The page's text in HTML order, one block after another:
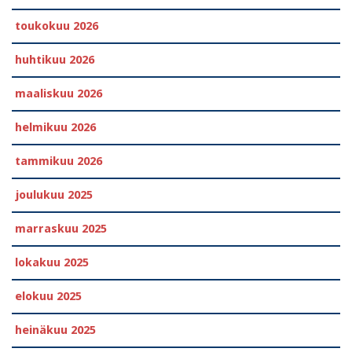
toukokuu 2026
huhtikuu 2026
maaliskuu 2026
helmikuu 2026
tammikuu 2026
joulukuu 2025
marraskuu 2025
lokakuu 2025
elokuu 2025
heinäkuu 2025